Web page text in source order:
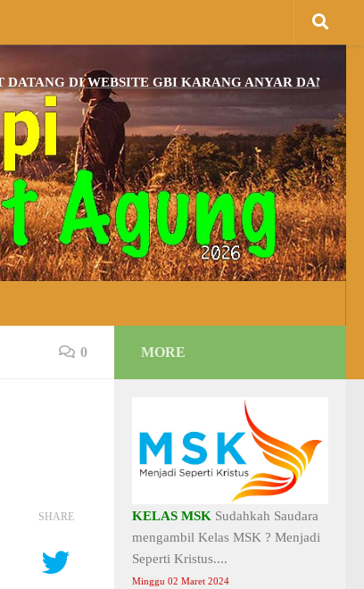
DI WEBSITE GBI KARANG ANYAR DAN BAGI YANG
0
SHARE
MORE
KELAS MSK Sudahkah Saudara
mengambil Kelas MSK ? Menjadi
Seperti Kristus....
Minggu 02 Maret 2024